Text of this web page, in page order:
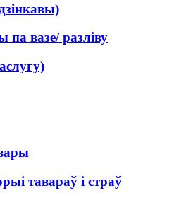
па вазе/ разліву
тавараў і страў